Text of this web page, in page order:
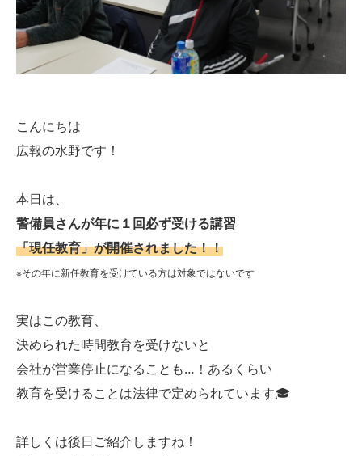
こんにちは
広報の水野です！
本日は、
警備員さんが年に１回必ず受ける講習
「現任教育」が開催されました！！
※その年に新任教育を受けている方は対象ではないです
実はこの教育、
決められた時間教育を受けないと
会社が営業停止になることも…！あるくらい
教育を受けることは法律で定められています🎓
詳しくは後日ご紹介しますね！